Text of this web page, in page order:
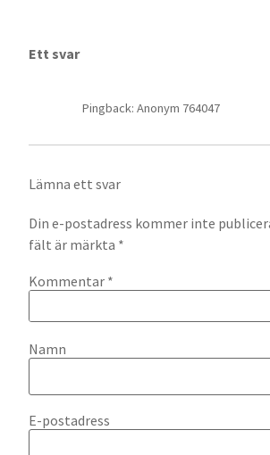
Ett svar
Pingback: Anonym 764047
Lämna ett svar
Din e-postadress kommer inte
fält är märkta *
Kommentar *
Namn
E-postadress